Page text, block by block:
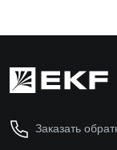
Заказать